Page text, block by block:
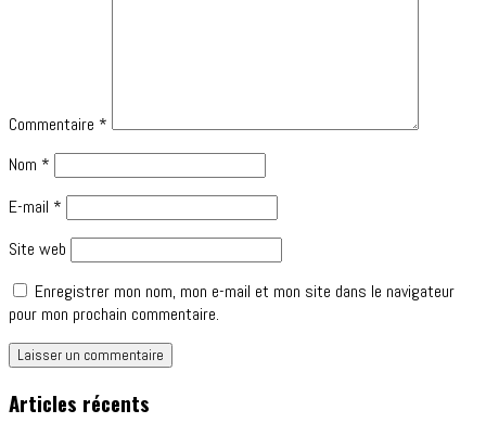
Commentaire *
Nom *
E-mail *
Site web
Enregistrer mon nom, mon e-mail et mon site dans le navigateur
pour mon prochain commentaire.
Articles récents